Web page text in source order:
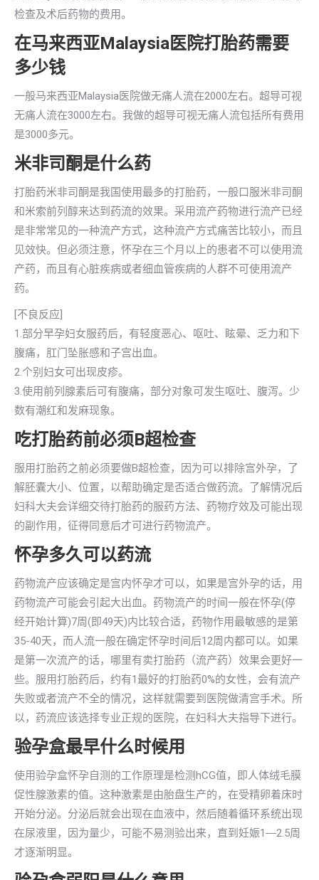
检查及术后药物的费用。
在马来西亚Malaysia医院打胎药需要
多少钱
一般马来西亚Malaysia医院做无痛人流在2000左右。超导可视
无痛人流在3000左右。我做的超导可视无痛人流包括所有费用
是3000多元。
米非司酮是什么药
打胎药米非司酮是我国使用最多的打胎药，一般口服米非司酮
和米索前列醇来达到药流的效果。采用流产药物进行流产已经
是非常常见的一种流产方式，这种流产方式痛苦比较小，而且
见效快。但必须注意，怀孕在三个月以上的患者不可以使用流
产药，而且有心脏疾病或者细血管疾病的人群不可使用流产
药。
[不良反应]
1.部分早孕妇女服药后，有轻度恶心、呕吐、眩晕、乏力和下
腹痛，肛门坠胀感和子宫出血。
2.个别妇女可出现皮疹。
3.使用前列腺素后可有腹痛，部分对象可发生呕吐、腹泻。少
数有潮红和发麻现象。
吃打胎药前必须B超检查
服用打胎药之前必须要做B超检查，因为可以排除宫外孕，了
解胚囊大小、位置，以帮助确定是否适合做药流。了解情况后
妇科大夫会详细交待打胎药的服药方法、药物疗效及可能出现
的副作用，征得同意后才可进行药物流产。
怀孕多久可以药流
药物流产应该确定是宫内怀孕才可以，如果是宫外孕的话，用
药物流产可能会引起大出血。药物流产的时间一般在怀孕(停
经开始计算)7周(即49天)内比较合适，药物作用最敏感的是第
35-40天，而人流一般在确定怀孕时间后12周内都可以。如果
是第一次流产的话，哪里有卖打胎药（流产药）效果会更好一
些。服用打胎药后，约有1最好的打胎药0%的女性，会有流产
失败或者流产不全的情况，这样就需要到医院做清宫手术。所
以，药流应该选择专业正规的医院，在妇科大夫指导下进行。
验孕盒最早什么时候用
使用验孕盒怀孕自测的工作原理是检测hCG值，即人体绒毛膜
促性腺激素的值。这种激素是由胎盘生产的，在受精卵着床时
开始分泌。分泌后就会出现在血液中，然后随着循环系统出现
在尿液里，因为量少，可能不易测验出来，直到妊娠1―2.5周
才逐渐明显。